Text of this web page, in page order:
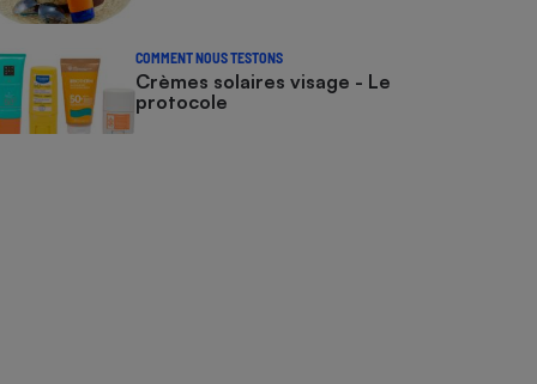
COMMENT NOUS TESTONS
Crèmes solaires visage - Le
protocole